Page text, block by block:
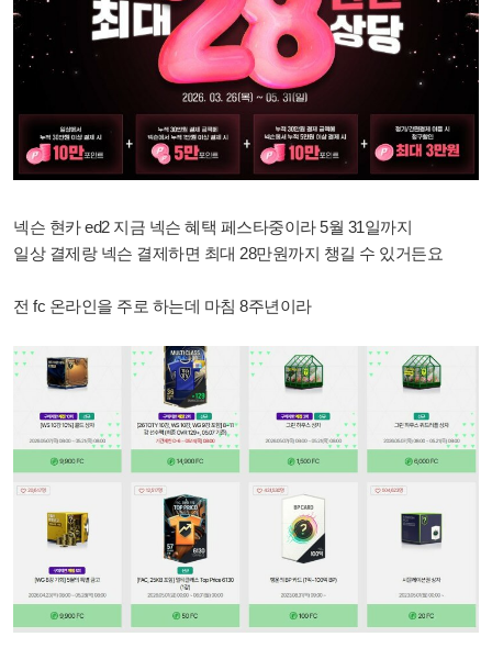
넥슨 현카 ed2 지금 넥슨 혜택 페스타중이라5월 31일까지
일상 결제랑 넥슨 결제하면 최대 28만원까지 챙길 수 있거든요
전 fc 온라인을 주로 하는데 마침 8주년이라